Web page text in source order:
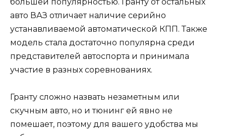
большей популярностью. Гранту от остальных
авто ВАЗ отличает наличие серийно
устанавливаемой автоматической КПП. Также
модель стала достаточно популярна среди
представителей автоспорта и принимала
участие в разных соревнованиях.
Гранту сложно назвать незаметным или
скучным авто, но и тюнинг ей явно не
помешает, поэтому для вашего удобства мы